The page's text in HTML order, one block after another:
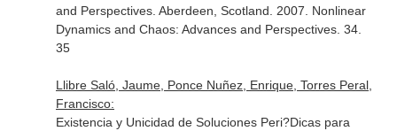
and Perspectives. Aberdeen, Scotland. 2007. Nonlinear
Dynamics and Chaos: Advances and Perspectives. 34.
35
Llibre Saló, Jaume, Ponce Nuñez, Enrique, Torres Peral,
Francisco:
Existencia y Unicidad de Soluciones Peri?Dicas para